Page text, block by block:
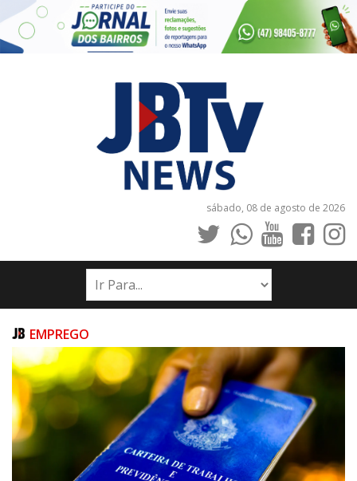
sábado, 08 de agosto de 2026
INÍCIO
NOTÍCIAS
PUBLICAÇÕES LEGAIS
CONTATO
EMPREGO